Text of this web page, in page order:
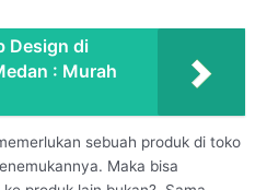
Design di
: Murah
sebuah produk di toko
Maka bisa